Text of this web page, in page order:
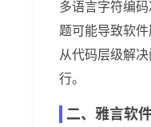
多语言字符编
题可能导致软
从代码层级解
行。
二、雅言软